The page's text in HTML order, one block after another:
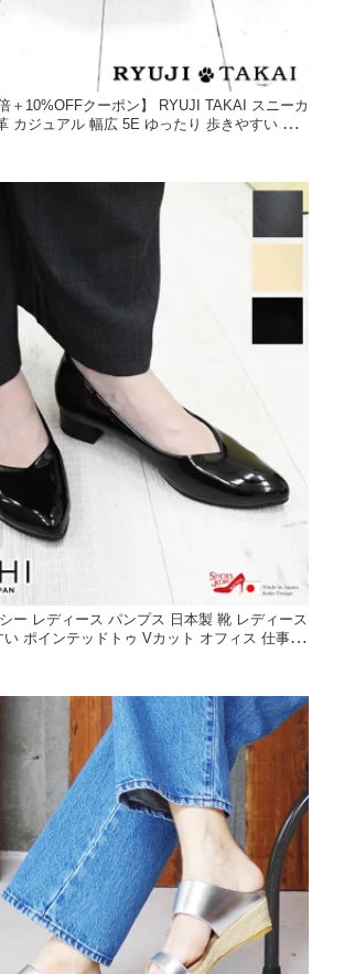
＋10%OFFクーポン】 RYUJI TAKAI スニーカ
カジュアル 幅広 5E ゆったり 歩きやすい 痛
ジッパー 3cm[FOO-SR-6303]
ー レディース パンプス 日本製 靴 レディース
ポインテッドトゥ Vカット オフィス 仕事 疲
女性の靴 パンプス仕事用 防水パンプス 3セン
ヒール3センチ エナメル 黒 ベージュ スアシ [F